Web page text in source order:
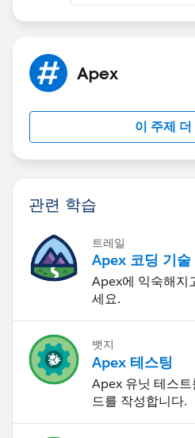
Apex
이 주제 더
관련 학습
트레일
Apex 코딩 기술
Apex에 익숙해지
세요.
뱃지
Apex 테스팅
Apex 유닛 테스
드를 작성합니다.